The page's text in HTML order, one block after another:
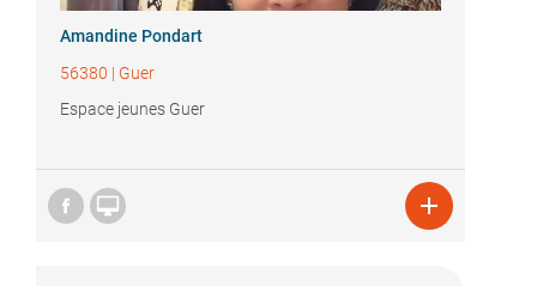
Amandine Pondart
56380 | Guer
Espace jeunes Guer
 